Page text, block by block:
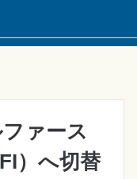
ァース
）へ切替